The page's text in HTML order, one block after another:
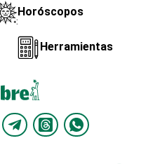
Horóscopos
Herramientas